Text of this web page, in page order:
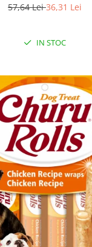
57,64 Lei36,31 Lei
IN STOC